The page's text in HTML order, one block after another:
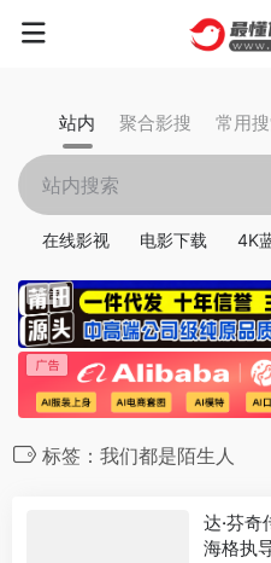
站内 聚合影搜 常用
在线影视 电影下载 4K
标签：我们都是陌生人
达·芬奇
海格执